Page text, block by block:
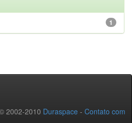
1
2002-2010 Duraspace - Contato com